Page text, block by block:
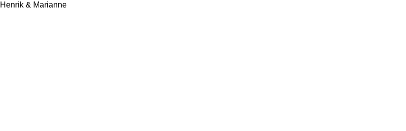
Henrik & Marianne